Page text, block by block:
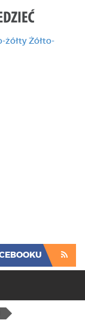
żółty Żółto-